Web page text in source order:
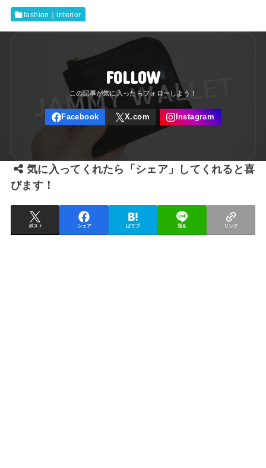
fashion｜interior
FOLLOW
気に入ってくれたら「シェア」してくれると喜
びます！
ポスト シェア はてブ 送る リンク